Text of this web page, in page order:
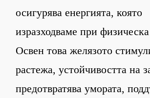
осигурява енергията, която
изразходваме при
Освен това желязото
растежа, устойчивостта на
предотвратява умората,